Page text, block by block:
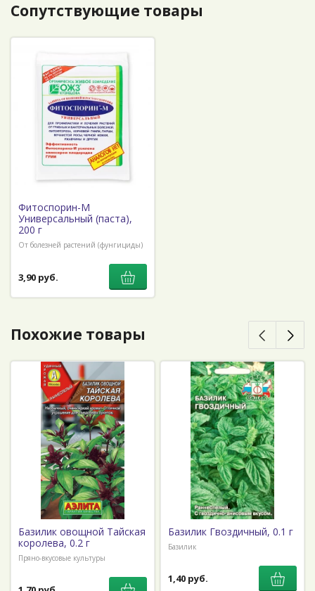
Сопутствующие товары
Фитоспорин-М
Универсальный (паста),
200 г
От болезней растений (фунгициды)
3,90 руб.
Похожие товары
Базилик овощной Тайская
королева, 0.2 г
Пряно-вкусовые культуры
Базилик Гвоздичный, 0.1 г
Базилик
1,40 руб.